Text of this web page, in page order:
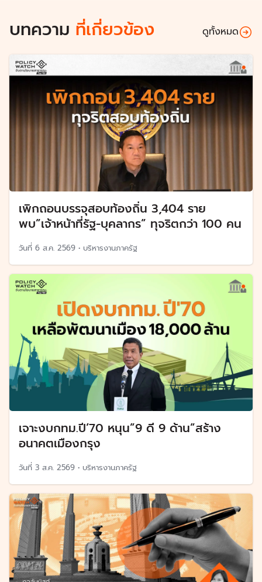
บทความ ที่เกี่ยวข้อง ดูทั้งหมด
เพิกถอนบรรจุสอบท้องถิ่น 3,404 ราย
พบ”เจ้าหน้าที่รัฐ-บุคลากร” ทุจริตกว่า 100 คน
วันที่ 6 ส.ค. 2569 • บริหารงานภาครัฐ
เจาะงบกทม.ปี’70 หนุน”9 ดี 9 ด้าน”สร้าง
อนาคตเมืองกรุง
วันที่ 3 ส.ค. 2569 • บริหารงานภาครัฐ